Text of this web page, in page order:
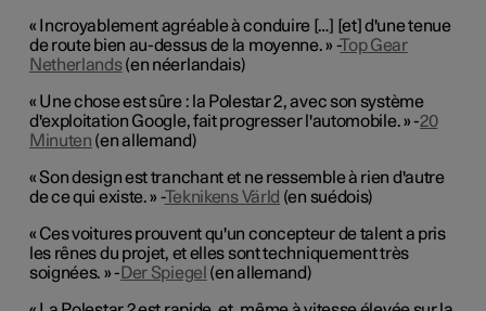
« Incroyablement agréable à conduire […] [et] d'une tenue
de route bien au-dessus de la moyenne. » -Top Gear
Netherlands(en néerlandais)
« Une chose est sûre : la Polestar 2, avec son système
d'exploitation Google, fait progresser l'automobile. » -20
Minuten (en allemand)
« Son design est tranchant et ne ressemble à rien d'autre
de ce qui existe. » -Teknikens Värld (en suédois)
« Ces voitures prouvent qu'un concepteur de talent a pris
les rênes du projet, et elles sont techniquement très
soignées. » - Der Spiegel (en allemand)